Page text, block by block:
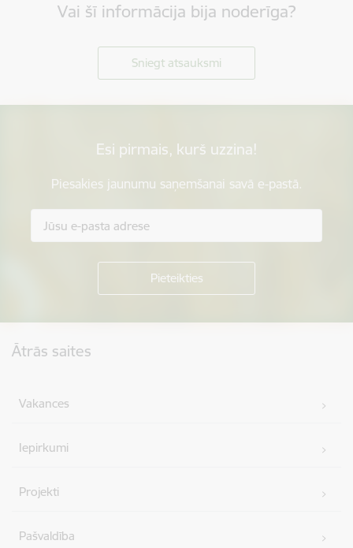
Vai šī informācija bija noderīga?
Sniegt atsauksmi
Esi pirmais, kurš uzzina!
Piesakies jaunumu saņemšanai savā e-pastā.
Ātrās saites
Vakances
Iepirkumi
Projekti
Pašvaldība